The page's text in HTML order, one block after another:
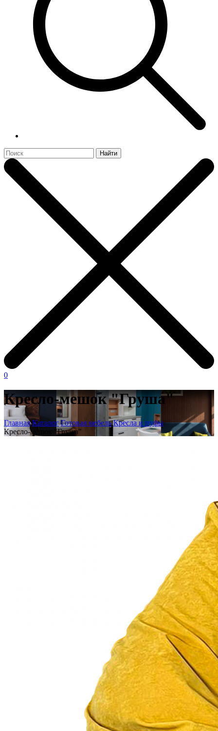
Найти
0
Кресло-мешок "Груша"
Главная Каталог Готовая мебель Кресла и пуфы
Кресло-мешок "Груша"